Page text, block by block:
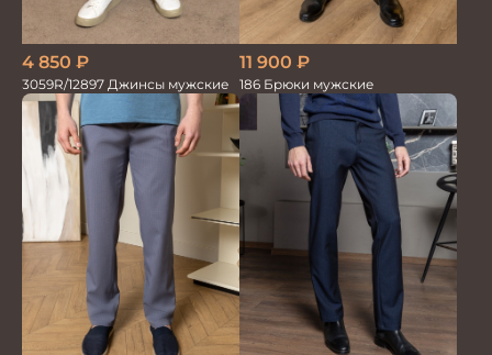
4 850 ₽
3059R/12897 Джинсы мужские
11 900 ₽
186 Брюки мужские